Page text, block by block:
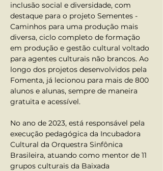
inclusão social e diversidade, com
destaque para o projeto Sementes -
Caminhos para uma produção mais
diversa, ciclo completo de formação
em produção e gestão cultural voltado
para agentes culturais não brancos. Ao
longo dos projetos desenvolvidos pela
Fomenta, já lecionou para mais de 800
alunos e alunas, sempre de maneira
gratuita e acessível.
No ano de 2023, está responsável pela
execução pedagógica da Incubadora
Cultural da Orquestra Sinfônica
Brasileira, atuando como mentor de 11
grupos culturais da Baixada